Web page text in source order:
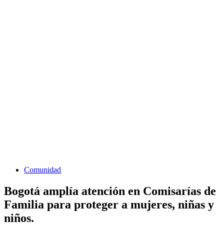
Comunidad
Bogotá amplía atención en Comisarías de
Familia para proteger a mujeres, niñas y
niños.